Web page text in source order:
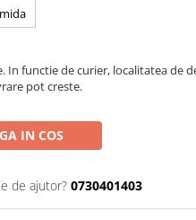
In functie de curier, localitatea de
pot creste.
IN COS
de ajutor? 0730401403